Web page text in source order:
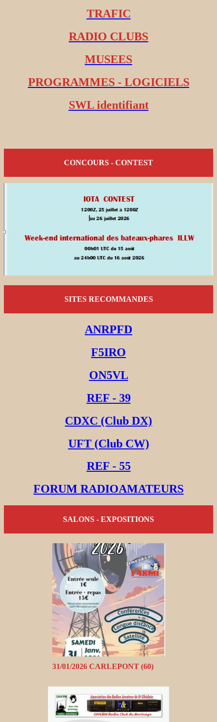
TRAFIC
RADIO CLUBS
MUSEES
PROGRAMMES - LOGICIELS
SWL identifiant
CONCOURS - CONTEST
SITES RECOMMANDES
ANRPFD
F5IRO
ON5VL
REF - 39
CDXC (Club DX)
UFT (Club CW)
REF - 55
FORUM RADIOAMATEURS
SALONS - EXPOSITIONS
31/01/2026 CARLEPONT (60)